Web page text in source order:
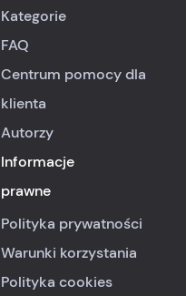
Kategorie
FAQ
Centrum pomocy dla
klienta
Autorzy
Informacje
prawne
Polityka prywatności
Warunki korzystania
Polityka cookies